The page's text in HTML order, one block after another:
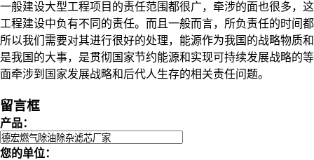
一般建设大型工程项目的责任范围都很广，牵涉的面也很多，
工程建设中负有不同的责任。而且一般而言，所负责任的时间
所以我们需要对其进行很好的处理，能源作为我国的战略物质
是我国的大事，是贯彻国家节约能源和实现可持续发展战略的
面牵涉到国家发展战略和后代人生存的相关责任问题。
留言框
产品：
您的单位：